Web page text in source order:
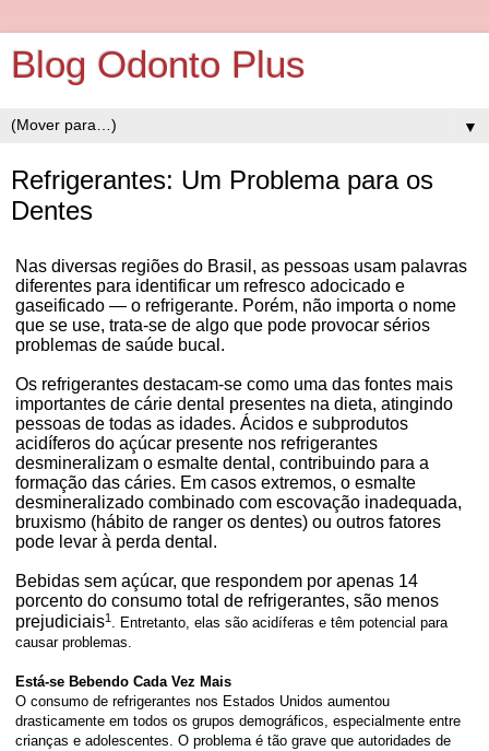
Blog Odonto Plus
▼
Refrigerantes: Um Problema para os
Dentes
Nas diversas regiões do Brasil, as pessoas usam palavras
diferentes para identificar um refresco adocicado e
gaseificado — o refrigerante. Porém, não importa o nome
que se use, trata-se de algo que pode provocar sérios
problemas de saúde bucal.
Os refrigerantes destacam-se como uma das fontes mais
importantes de cárie dental presentes na dieta, atingindo
pessoas de todas as idades. Ácidos e subprodutos
acidíferos do açúcar presente nos refrigerantes
desmineralizam o esmalte dental, contribuindo para a
formação das cáries. Em casos extremos, o esmalte
desmineralizado combinado com escovação inadequada,
bruxismo (hábito de ranger os dentes) ou outros fatores
pode levar à perda dental.
Bebidas sem açúcar, que respondem por apenas 14
porcento do consumo total de refrigerantes, são menos
prejudiciais1 . Entretanto, elas são acidíferas e têm potencial para
causar problemas.
Está-se Bebendo Cada Vez Mais
O consumo de refrigerantes nos Estados Unidos aumentou
drasticamente em todos os grupos demográficos, especialmente entre
crianças e adolescentes. O problema é tão grave que autoridades de